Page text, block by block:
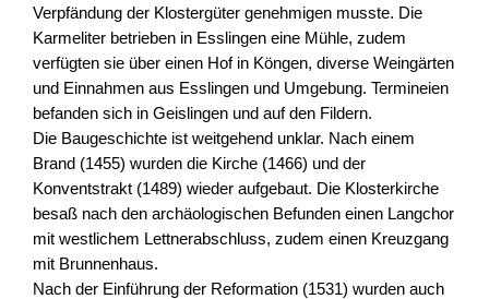
Verpfändung der Klostergüter genehmigen musste. Die
Karmeliter betrieben in Esslingen eine Mühle, zudem
verfügten sie über einen Hof in Köngen, diverse Weingärten
und Einnahmen aus Esslingen und Umgebung. Termineien
befanden sich in Geislingen und auf den Fildern.
Die Baugeschichte ist weitgehend unklar. Nach einem
Brand (1455) wurden die Kirche (1466) und der
Konventstrakt (1489) wieder aufgebaut. Die Klosterkirche
besaß nach den archäologischen Befunden einen Langchor
mit westlichem Lettnerabschluss, zudem einen Kreuzgang
mit Brunnenhaus.
Nach der Einführung der Reformation (1531) wurden auch